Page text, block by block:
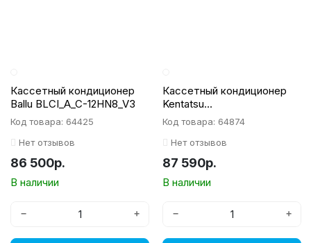
Кассетный кондиционер
Ballu BLCI_A_C-12HN8_V3
Код товара: 64425
Нет отзывов
86 500р.
В наличии
− +
Кассетный кондиционер
Kentatsu
KSZB35HZRN1W/KSUNB35
HZRN1/KPU65-D4
Код товара: 64874
Нет отзывов
87 590р.
В наличии
− +